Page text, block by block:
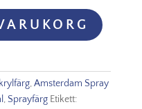
,Amsterdam Spray
, Sprayfärg Etikett: